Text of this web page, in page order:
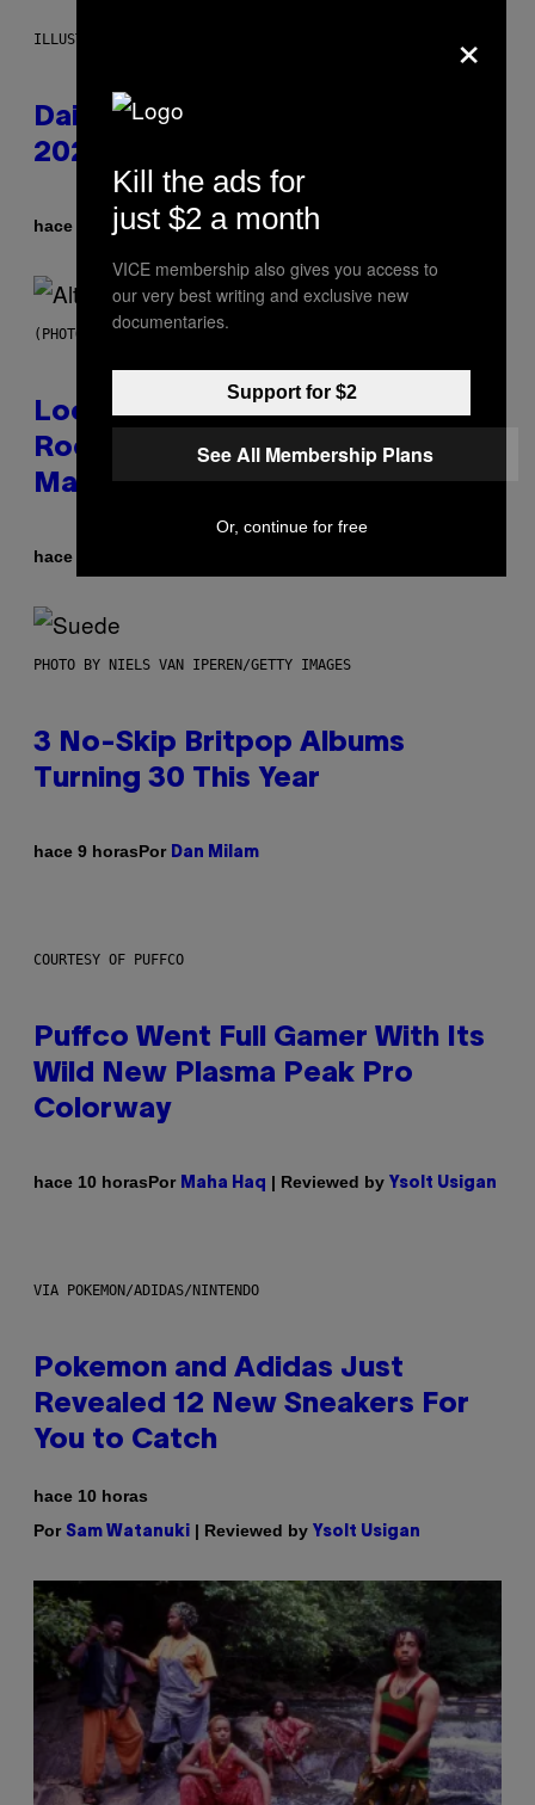
ILLUSTRATION BY REESA.
Daily Horoscope: August 6,
2026
hace 3 horasPorAshley Fike
(PHOTO BY MICK HUTSON/REDFERNS)
Looking For the Perfect Alt-
Rock Mixtape for Your Boo? I
Made It for You Already
hace 9 horas
PHOTO BY NIELS VAN IPEREN/GETTY IMAGES
3 No-Skip Britpop Albums
Turning 30 This Year
hace 9 horasPor Dan Milam
COURTESY OF PUFFCO
Puffco Went Full Gamer With Its
Wild New Plasma Peak Pro
Colorway
hace 10 horasPor Maha Haq | Reviewed by Ysolt Usigan
VIA POKEMON/ADIDAS/NINTENDO
Pokemon and Adidas Just
Revealed 12 New Sneakers For
You to Catch
hace 10 horas
Por Sam Watanuki | Reviewed by Ysolt Usigan
×
Kill the ads for
just $2 a month
VICE membership also gives you access to
our very best writing and exclusive new
documentaries.
Support for $2
See All Membership Plans
Or, continue for free